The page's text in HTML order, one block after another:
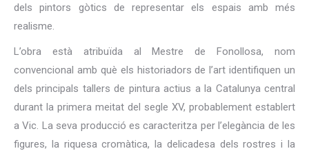
dels pintors gòtics de representar els espais amb més
realisme.
L’obra està atribuïda al Mestre de Fonollosa, nom
convencional amb què els historiadors de l’art identifiquen un
dels principals tallers de pintura actius a la Catalunya central
durant la primera meitat del segle XV, probablement establert
a Vic. La seva producció es caracteritza per l’elegància de les
figures, la riquesa cromàtica, la delicadesa dels rostres i la